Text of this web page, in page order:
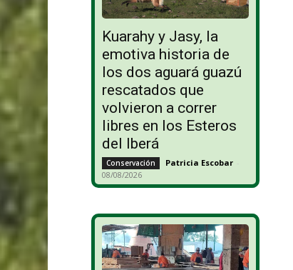
Kuarahy y Jasy, la
emotiva historia de
los dos aguará guazú
rescatados que
volvieron a correr
libres en los Esteros
del Iberá
Conservación Patricia Escobar -
08/08/2026